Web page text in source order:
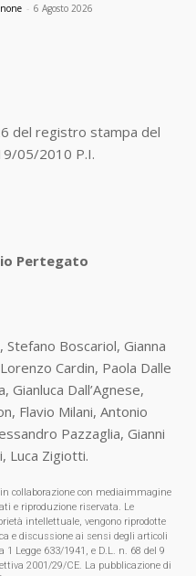
- 6 Agosto 2026
del registro stampa del
05/2010 P.I.
Pertegato
Boscariol, Gianna
Cardin, Paola Dalle
Gianluca Dall’Agnese,
Flavio Milani, Antonio
Pazzaglia, Gianni
Luca Zigiotti.
collaborazione con mediaimmagine
e riproduzione riservata. Le
intellettuale, vengono riprodotte
e discussione ai sensi degli articoli
Legge 633/1941, e D.L. n. 68 del 9
2001/29/CE. La pubblicazione di